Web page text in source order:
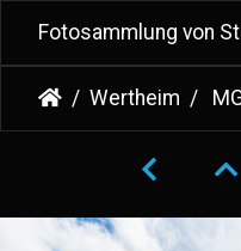
Fotosammlung von
Wertheim